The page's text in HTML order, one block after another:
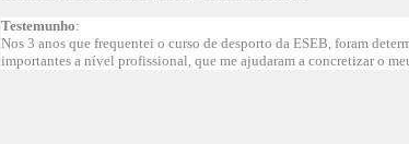
Testemunho:
Nos 3 anos que frequentei o curso de desporto da ESEB, foram
importantes a nível profissional, que me ajudaram a concretizar o